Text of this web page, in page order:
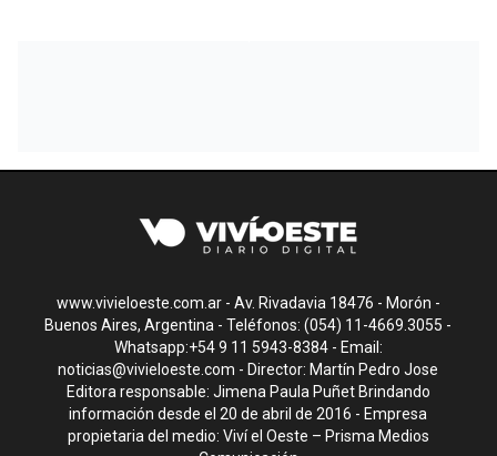
www.vivieloeste.com.ar - Av. Rivadavia 18476 - Morón -
Buenos Aires, Argentina - Teléfonos: (054) 11-4669.3055 -
Whatsapp:+54 9 11 5943-8384 - Email:
noticias@vivieloeste.com - Director: Martín Pedro Jose
Editora responsable: Jimena Paula Puñet Brindando
información desde el 20 de abril de 2016 - Empresa
propietaria del medio: Viví el Oeste – Prisma Medios